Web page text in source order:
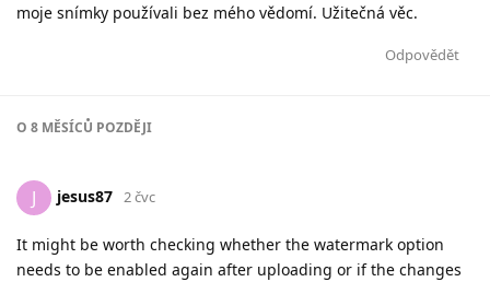
moje snímky používali bez mého vědomí. Užitečná věc.
Odpovědět
O 8 MĚSÍCŮ POZDĚJI
J jesus87 2 čvc
It might be worth checking whether the watermark option
needs to be enabled again after uploading or if the changes